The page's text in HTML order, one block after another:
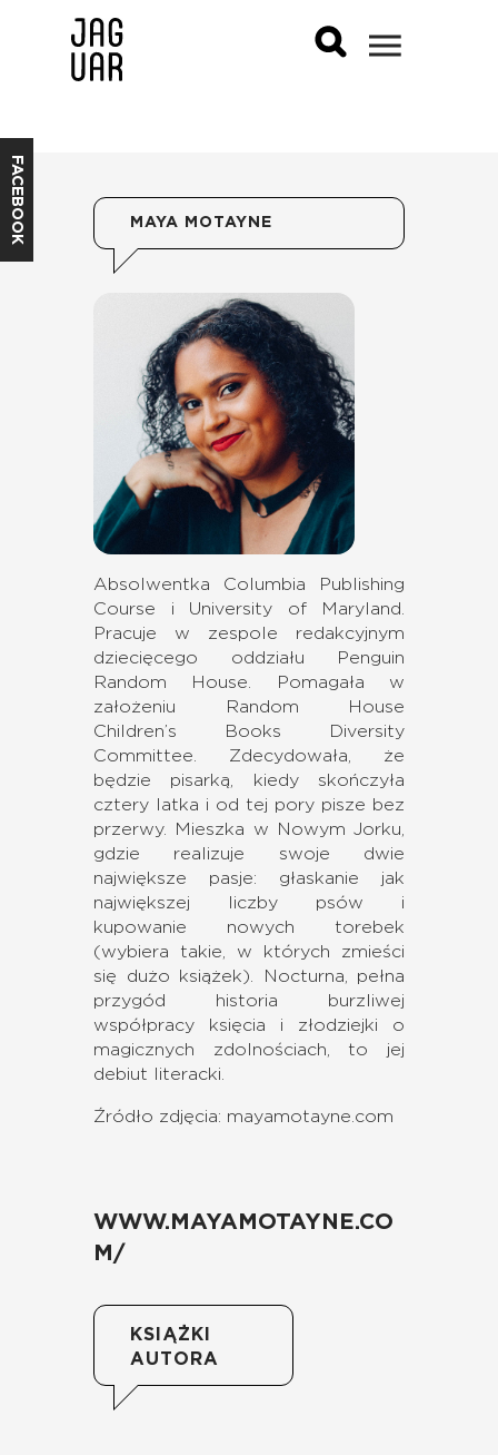
FACEBOOK MAYA MOTAYNE
Absolwentka Columbia Publishing
Course i University of Maryland.
Pracuje w zespole redakcyjnym
dziecięcego oddziału Penguin
Random House. Pomagała w
założeniu Random House
Children’s Books Diversity
Committee. Zdecydowała, że
będzie pisarką, kiedy skończyła
cztery latka i od tej pory pisze bez
przerwy. Mieszka w Nowym Jorku,
gdzie realizuje swoje dwie
największe pasje: głaskanie jak
największej liczby psów i
kupowanie nowych torebek
(wybiera takie, w których zmieści
się dużo książek). Nocturna, pełna
przygód historia burzliwej
współpracy księcia i złodziejki o
magicznych zdolnościach, to jej
debiut literacki.
Źródło zdjęcia: mayamotayne.com
WWW.MAYAMOTAYNE.CO
M/
KSIĄŻKI
AUTORA